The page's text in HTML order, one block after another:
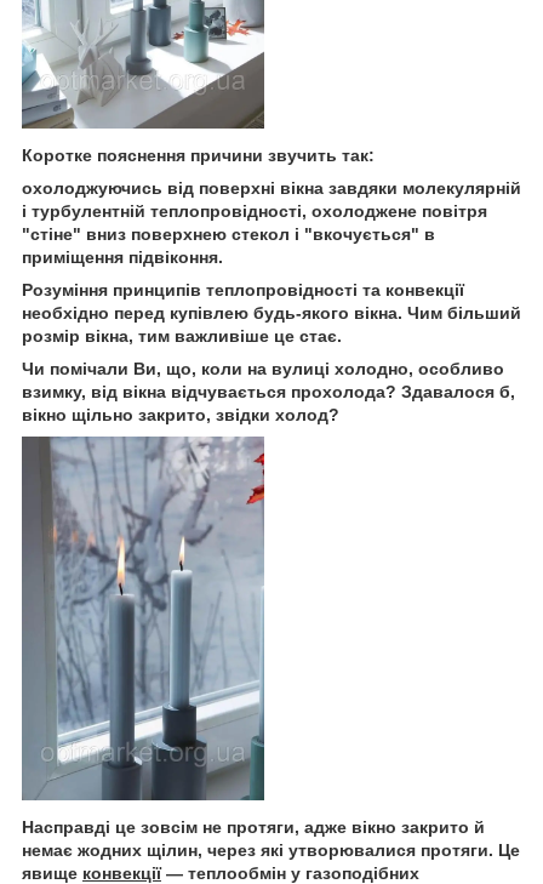
Коротке пояснення причини звучить так:
охолоджуючись від поверхні вікна завдяки молекулярній
і турбулентній теплопровідності, охолоджене повітря
"стіне" вниз поверхнею стекол і "вкочується" в
приміщення підвіконня.
Розуміння принципів теплопровідності та конвекції
необхідно перед купівлею будь-якого вікна. Чим більший
розмір вікна, тим важливіше це стає.
Чи помічали Ви, що, коли на вулиці холодно, особливо
взимку, від вікна відчувається прохолода? Здавалося б,
вікно щільно закрито, звідки холод?
Насправді це зовсім не протяги, адже вікно закрито й
немає жодних щілин, через які утворювалися протяги. Це
явище конвекції— теплообмін у газоподібних